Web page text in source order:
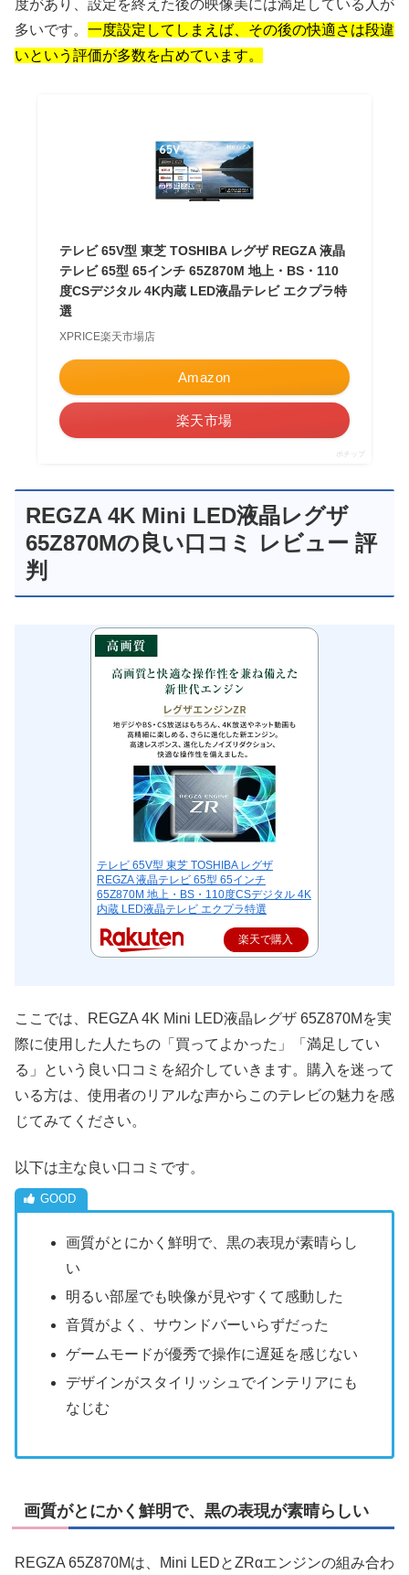
度があり、設定を終えた後の映像美には満足している人が
多いです。 一度設定してしまえば、その後の快適さは段違
いという評価が多数を占めています。
テレビ 65V型 東芝 TOSHIBA レグザ REGZA 液晶
テレビ 65型 65インチ 65Z870M 地上・BS・110
度CSデジタル 4K内蔵 LED液晶テレビ エクプラ特
選
XPRICE楽天市場店
Amazon
楽天市場
ポチップ
REGZA 4K Mini LED液晶レグザ
65Z870Mの良い口コミ レビュー 評
判
テレビ 65V型 東芝 TOSHIBA レグザ
REGZA 液晶テレビ 65型 65インチ
65Z870M 地上・BS・110度CSデジタル 4K
内蔵 LED液晶テレビ エクプラ特選
楽天で購入
ここでは、REGZA 4K Mini LED液晶レグザ 65Z870Mを実
際に使用した人たちの「買ってよかった」「満足してい
る」という良い口コミを紹介していきます。購入を迷って
いる方は、使用者のリアルな声からこのテレビの魅力を感
じてみてください。
以下は主な良い口コミです。
画質がとにかく鮮明で、黒の表現が素晴らし
い
明るい部屋でも映像が見やすくて感動した
音質がよく、サウンドバーいらずだった
ゲームモードが優秀で操作に遅延を感じない
デザインがスタイリッシュでインテリアにも
なじむ
画質がとにかく鮮明で、黒の表現が素晴らしい
REGZA 65Z870Mは、Mini LEDとZRαエンジンの組み合わ